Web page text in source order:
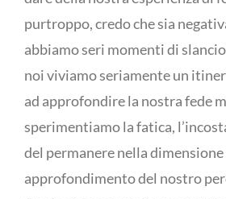
purtroppo, credo che sia
abbiamo seri momenti di
noi viviamo seriamente un
ad approfondire la nostra fede
sperimentiamo la fatica,
del permanere nella
approfondimento del nostro